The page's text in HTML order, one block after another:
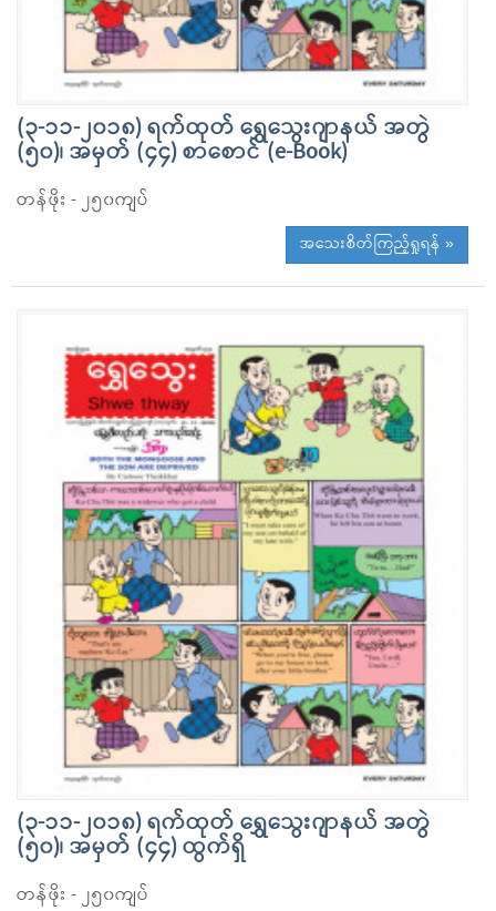
(၃-၁၁-၂၀၁၈) ရက်ထုတ် ရွှေသွေးဂျာနယ် အတွဲ
(၅၀)၊ အမှတ် (၄၄) စာစောင် (e-Book)
တန်ဖိုး - ၂၅၀ကျပ်
အသေးစိတ်ကြည့်ရှုရန် »
(၃-၁၁-၂၀၁၈) ရက်ထုတ် ရွှေသွေးဂျာနယ် အတွဲ
(၅၀)၊ အမှတ် (၄၄) ထွက်ရှိ
တန်ဖိုး - ၂၅၀ကျပ်